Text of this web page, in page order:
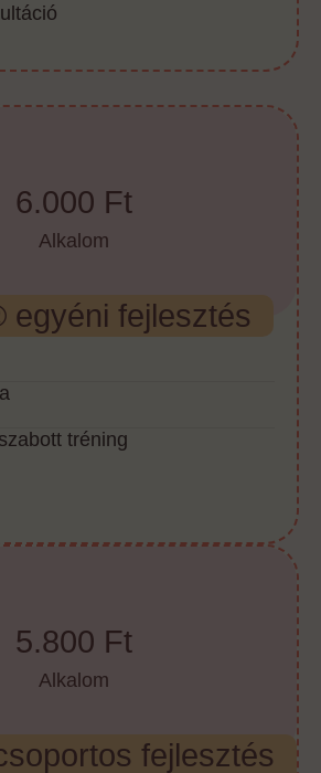
6.000 Ft
Alkalom
egyéni fejlesztés
tréning
5.800 Ft
Alkalom
fejlesztés